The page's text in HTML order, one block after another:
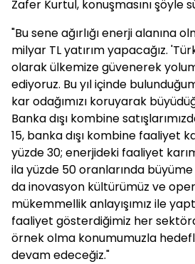
Zafer Kurtul, konuşmasını şöyle
"Bu sene ağırlığı enerji alanına
milyar TL yatırım yapacağız.
olarak ülkemize güvenerek
ediyoruz. Bu yıl içinde
kar odağımızı koruyarak
Banka dışı kombine
15, banka dışı kombine faaliyet
yüzde 30; enerjideki faaliyet
ila yüzde 50 oranlarında büyüme
da inovasyon kültürümüz ve
mükemmellik anlayışımız ile
faaliyet gösterdiğimiz her
örnek olma konumumuzla
devam edeceğiz."